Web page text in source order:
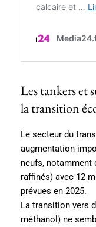
Les tankers et
la transition
Le secteur du
augmentation
neufs, notamment
raffinés) avec 12
prévues en 2025.
La transition vers
méthanol) ne